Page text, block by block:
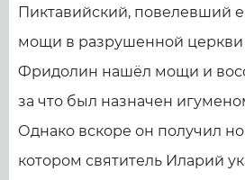
Пиктавийский, повелевший
мощи в разрушенной церкви
Фридолин нашёл мощи и
за что был назначен
Однако вскоре он получил
котором святитель Иларий